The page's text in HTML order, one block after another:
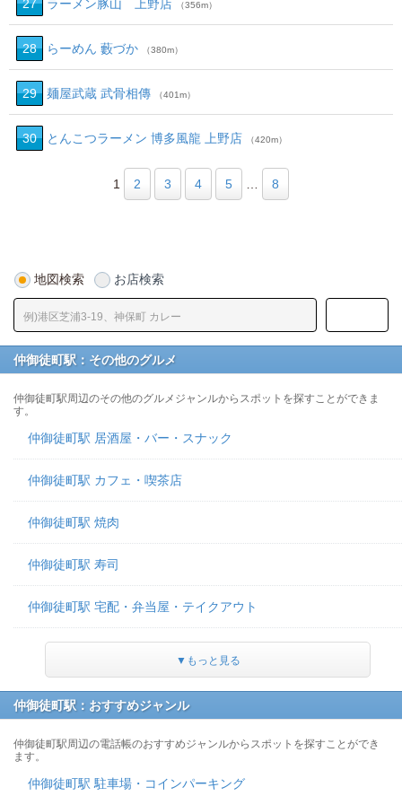
27 ラーメン豚山 上野店 （356m）
28 らーめん 藪づか （380m）
29 麺屋武蔵 武骨相傳 （401m）
30 とんこつラーメン 博多風龍 上野店 （420m）
1 2 3 4 5 8
地図検索 お店検索
仲御徒町駅：その他のグルメ
仲御徒町駅周辺のその他のグルメジャンルからスポットを探すことができま
す。
仲御徒町駅 居酒屋・バー・スナック
仲御徒町駅 カフェ・喫茶店
仲御徒町駅 焼肉
仲御徒町駅 寿司
仲御徒町駅 宅配・弁当屋・テイクアウト
▼もっと見る
仲御徒町駅：おすすめジャンル
仲御徒町駅周辺の電話帳のおすすめジャンルからスポットを探すことができ
ます。
仲御徒町駅 駐車場・コインパーキング